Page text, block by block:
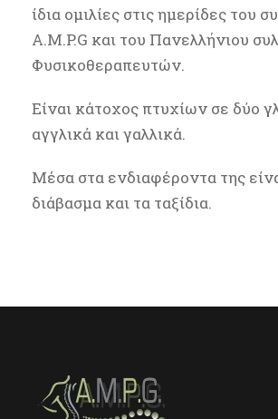
ίδια ομιλίες στις ημερίδες του
A.M.P.G και του Πανελλήνιου
Φυσικοθεραπευτών.
Είναι κάτοχος πτυχίων σε δύο
αγγλικά και γαλλικά.
Μέσα στα ενδιαφέροντα της
διάβασμα και τα ταξίδια.